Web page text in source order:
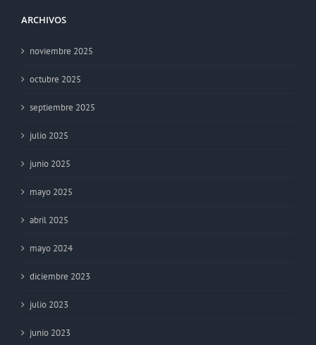
ARCHIVOS
noviembre 2025
octubre 2025
septiembre 2025
julio 2025
junio 2025
mayo 2025
abril 2025
mayo 2024
diciembre 2023
julio 2023
junio 2023